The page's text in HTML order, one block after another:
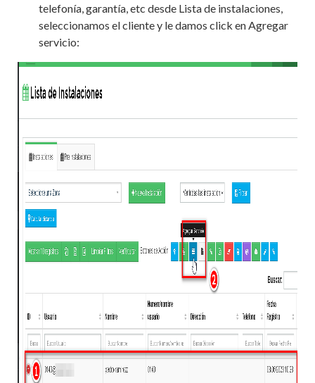
telefonía, garantía, etc desde Lista de instalaciones,
seleccionamos el cliente y le damos click en Agregar
servicio: